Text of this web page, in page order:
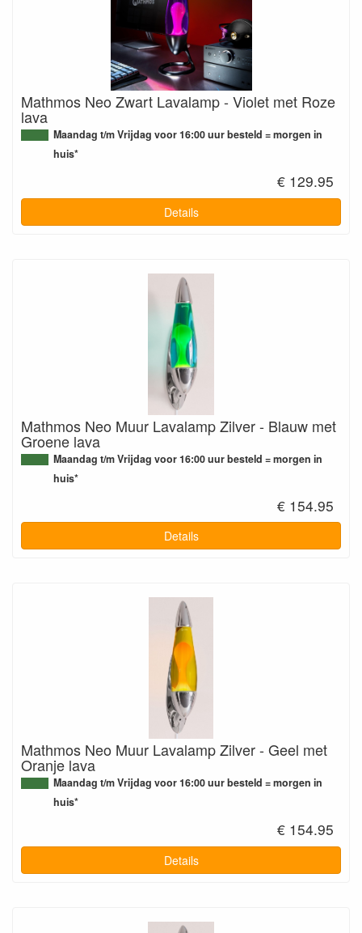
Mathmos Neo Zwart Lavalamp - Violet met Roze
lava
Maandag t/m Vrijdag voor 16:00 uur besteld = morgen in
huis*
€ 129.95
Details
Mathmos Neo Muur Lavalamp Zilver - Blauw met
Groene lava
Maandag t/m Vrijdag voor 16:00 uur besteld = morgen in
huis*
€ 154.95
Details
Mathmos Neo Muur Lavalamp Zilver - Geel met
Oranje lava
Maandag t/m Vrijdag voor 16:00 uur besteld = morgen in
huis*
€ 154.95
Details